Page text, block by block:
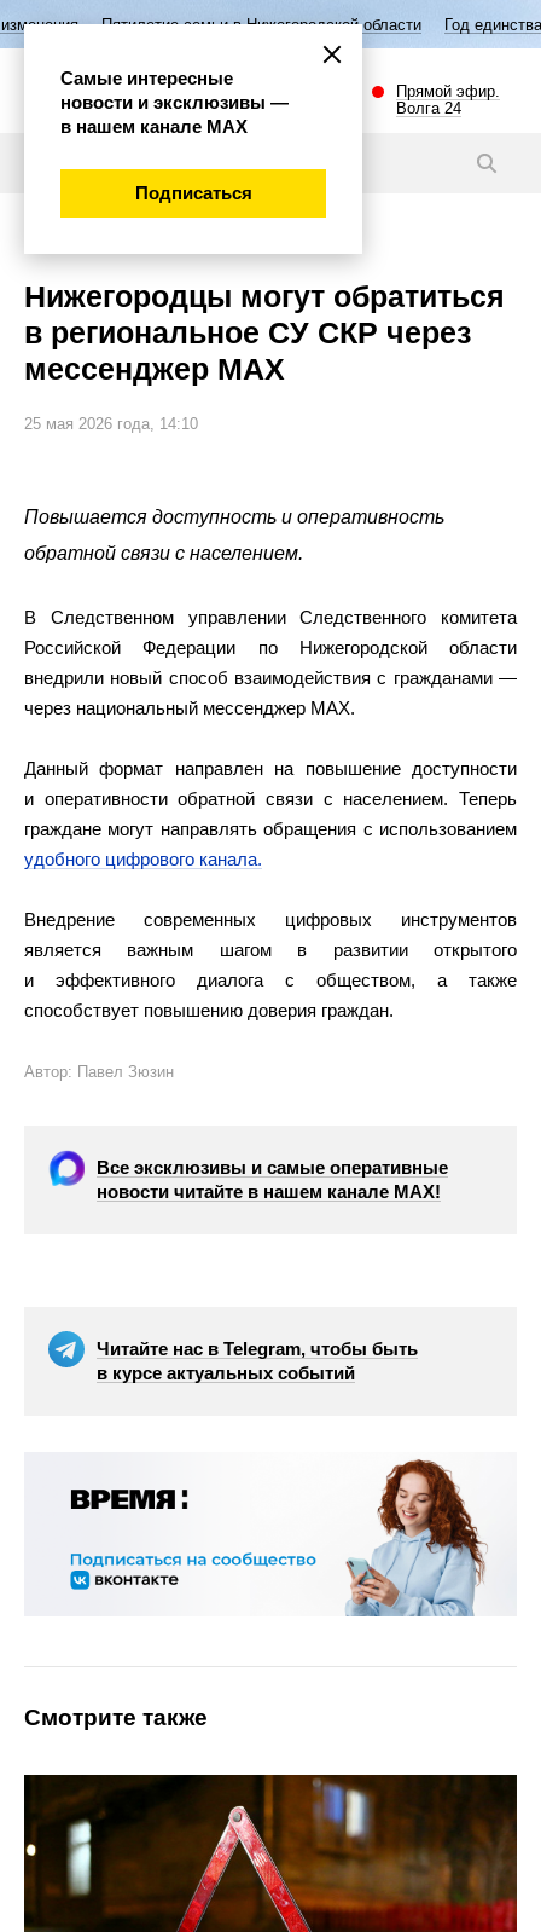
семьи в Нижегородской области Год единства народов России
Прямой эфир.
Волга 24
Нижегородцы могут обратиться
в региональное СУ СКР через
мессенджер MAX
25 мая 2026 года, 14:10
Повышается доступность и оперативность
обратной связи с населением.
В Следственном управлении Следственного комитета
Российской Федерации по Нижегородской области
внедрили новый способ взаимодействия с гражданами —
через национальный мессенджер MAX.
Данный формат направлен на повышение доступности
и оперативности обратной связи с населением. Теперь
граждане могут направлять обращения с использованием
удобного цифрового канала.
Внедрение современных цифровых инструментов
является важным шагом в развитии открытого
и эффективного диалога с обществом, а также
способствует повышению доверия граждан.
Автор: Павел Зюзин
Все эксклюзивы и самые оперативные
новости читайте в нашем канале МАХ!
Читайте нас в Telegram, чтобы быть
в курсе актуальных событий
Смотрите также
Самые интересные
новости и эксклюзивы —
в нашем канале МАХ
Подписаться